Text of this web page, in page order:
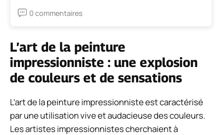
0 commentaires
L’art de la peinture
impressionniste : une explosion
de couleurs et de sensations
L’art de la peinture impressionniste est caractérisé
par une utilisation vive et audacieuse des couleurs.
Les artistes impressionnistes cherchaient à